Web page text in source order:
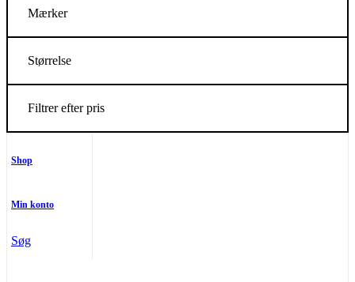
Mærker
Størrelse
Filtrer efter pris
Shop
Min konto
Søg